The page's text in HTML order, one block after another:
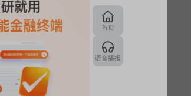
首页
语音播报